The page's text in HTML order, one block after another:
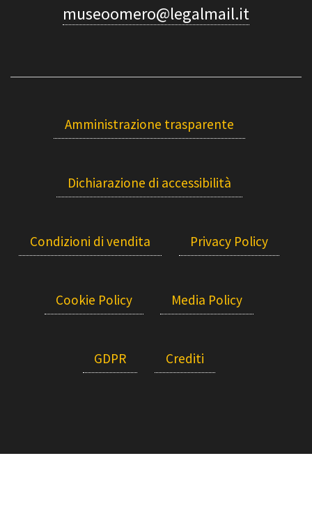
museoomero@legalmail.it
Amministrazione trasparente
Dichiarazione di accessibilità
Condizioni di vendita Privacy Policy
Cookie Policy Media Policy
GDPR Crediti